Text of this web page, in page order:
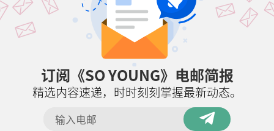
订阅《SO YOUNG》电邮简报
精选内容速递，时时刻刻掌握最新动态。